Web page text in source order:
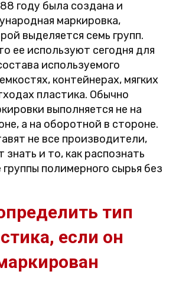
году была создана и
маркировка,
выделяется семь групп.
ее используют сегодня для
используемого
контейнерах, мягких
пластика. Обычно
выполняется не на
а на оборотной в стороне.
не все производители,
знать и то, как распознать
полимерного сырья без
тип
если он